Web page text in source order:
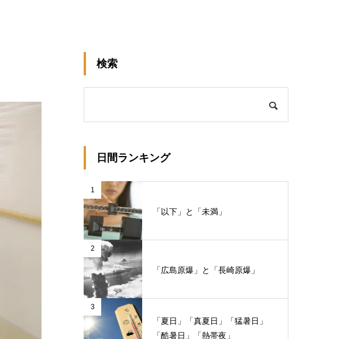
検索
日間ランキング
1
「以下」と「未満」
2
「広島原爆」と「長崎原爆」
3
「夏日」「真夏日」「猛暑日」
「酷暑日」「熱帯夜」